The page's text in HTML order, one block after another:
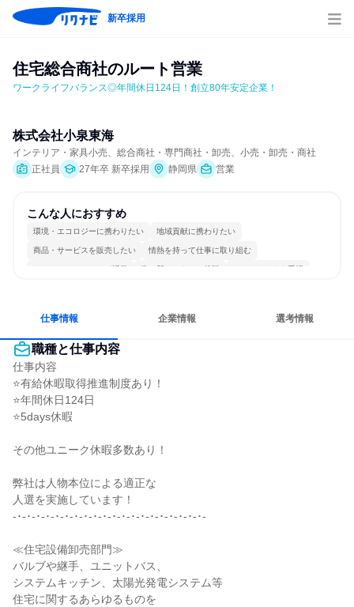
新卒採用
住宅総合商社のルート営業
ワークライフバランス◎年間休日124日！創立80年安定企業！
株式会社小泉東海
インテリア・家具小売、総合商社・専門商社・卸売、小売・卸売・商社
正社員
27年卒 新卒採用 静岡県 営業
こんな人におすすめ
環境・エコロジーに携わりたい 地域貢献に携わりたい
商品・サービスを販売したい 情熱を持って仕事に取り組む
コミュニケーションが活発 常に新しいものに挑戦 チームワークを重視
仕事情報 企業情報 選考情報
職種と仕事内容
仕事内容
⭐有給休暇取得推進制度あり！
⭐年間休日124日
⭐5days休暇
その他ユニーク休暇多数あり！
弊社は人物本位による適正な
人選を実施しています！
-･-･-･-･-･-･-･-･-･-･-･-･-･-･-･-･-･-･-･-･-
≪住宅設備卸売部門≫
バルブや継手、ユニットバス、
システムキッチン、太陽光発電システム等
住宅に関するあらゆるものを